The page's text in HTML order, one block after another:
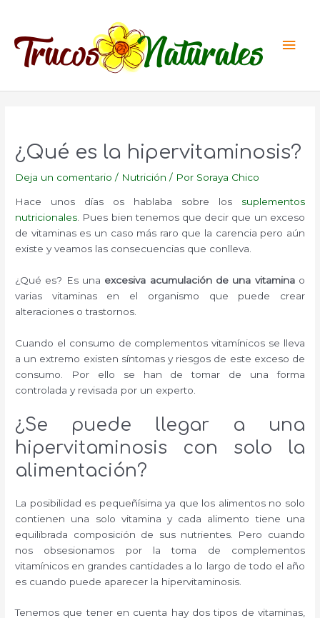
contenido
¿Qué es la hipervitaminosis?
Deja un comentario / Nutrición / Por Soraya Chico
Hace unos días os hablaba sobre los suplementos
nutricionales. Pues bien tenemos que decir que un exceso
de vitaminas es un caso más raro que la carencia pero aún
existe y veamos las consecuencias que conlleva.
¿Qué es? Es una excesiva acumulación de una vitaminao
varias vitaminas en el organismo que puede crear
alteraciones o trastornos.
Cuando el consumo de complementos vitamínicos se lleva
a un extremo existen síntomas y riesgos de este exceso de
consumo. Por ello se han de tomar de una forma
controlada y revisada por un experto.
¿Se puede llegar a una
hipervitaminosis con solo la
alimentación?
La posibilidad es pequeñísima ya que los alimentos no solo
contienen una solo vitamina y cada alimento tiene una
equilibrada composición de sus nutrientes. Pero cuando
nos obsesionamos por la toma de complementos
vitamínicos en grandes cantidades a lo largo de todo el año
es cuando puede aparecer la hipervitaminosis.
Tenemos que tener en cuenta hay dos tipos de vitaminas,